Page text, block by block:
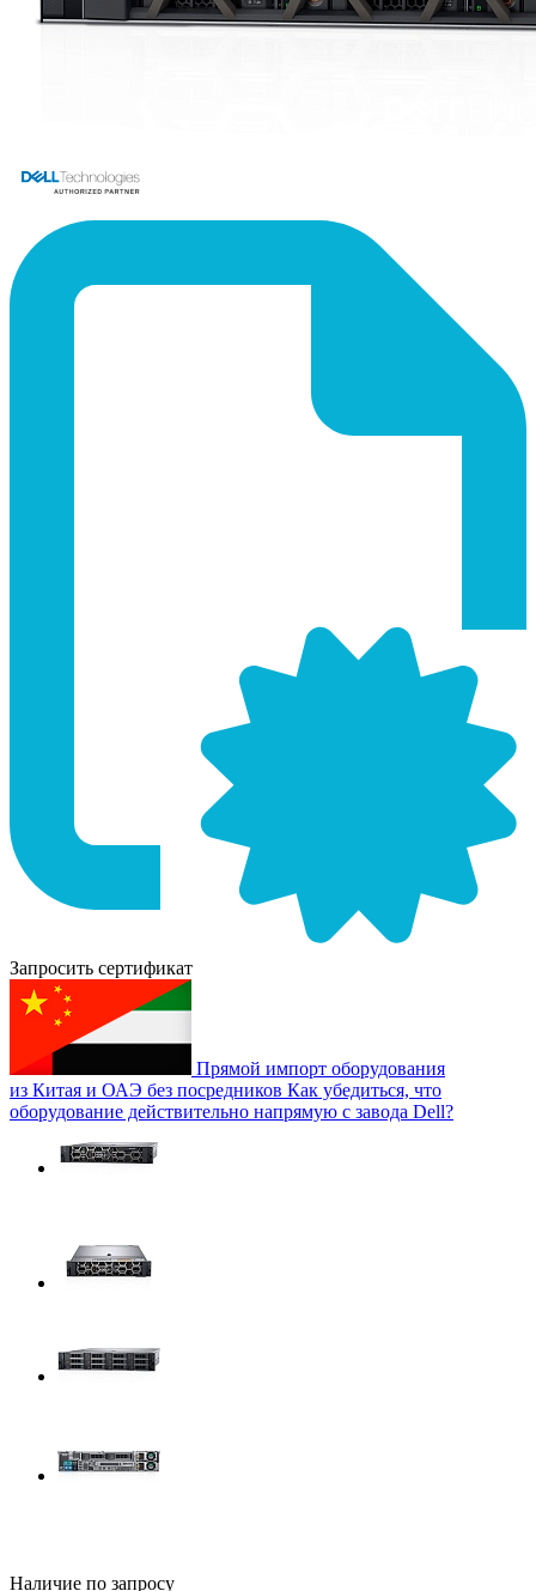
Запросить сертификат
Прямой импорт оборудования
из Китая и ОАЭ без посредников Как убедиться, что
оборудование действительно напрямую с завода Dell?
Наличие по запросу